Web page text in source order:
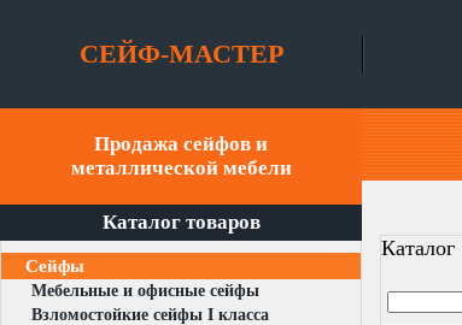
СЕЙФ-МАСТЕР
Продажа сейфов и
металлической мебели
Каталог товаров
Сейфы
Мебельные и офисные сейфы
Взломостойкие сейфы I класса
Каталог